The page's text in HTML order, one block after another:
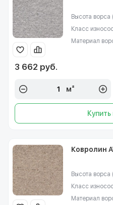
Высота ворса
Класс
Материал
3 662 руб.
м²
Купить
Ковролин
Высота ворса
Класс
Материал